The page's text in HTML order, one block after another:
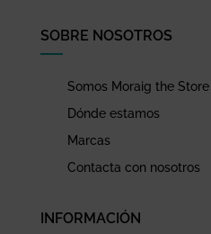
SOBRE NOSOTROS
Somos Moraig the Store
Dónde estamos
Marcas
Contacta con nosotros
INFORMACIÓN